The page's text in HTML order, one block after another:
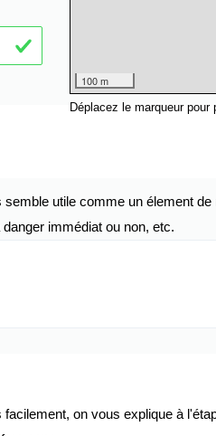
100 m
Déplacez le marqueur pour
utile comme un élement
immédiat ou non, etc.
on vous explique à